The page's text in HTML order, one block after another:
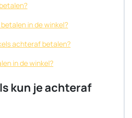
in de winkel?
achteraf betalen?
in de winkel?
kun je achteraf